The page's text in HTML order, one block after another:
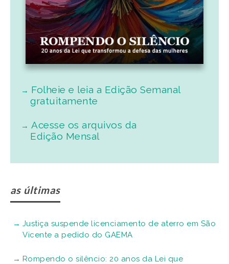
Folheie e leia a Edição Semanal
gratuitamente
Acesse os arquivos da
Edição Mensal
as últimas
Justiça suspende licenciamento de aterro em São
Vicente a pedido do GAEMA
Rompendo o silêncio: 20 anos da Lei que